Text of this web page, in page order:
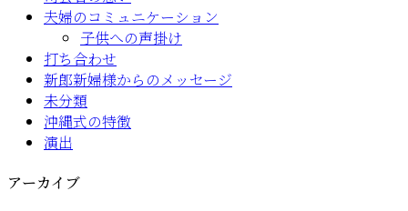
夫婦のコミュニケーション
子供への声掛け
打ち合わせ
新郎新婦様からのメッセージ
未分類
沖縄式の特徴
演出
アーカイブ